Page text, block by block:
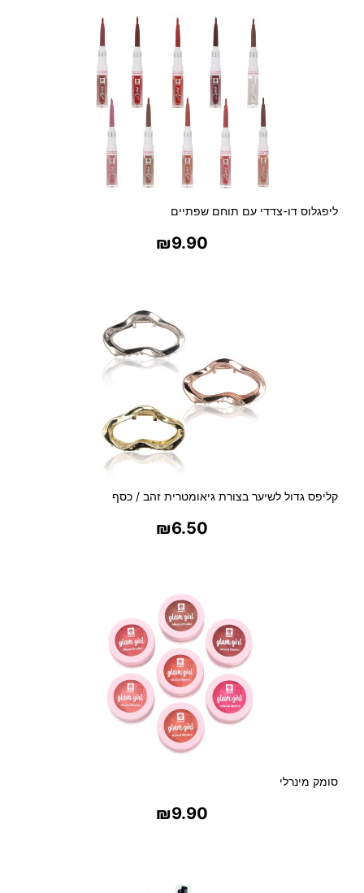
ד
י
ת
ק
ט
ליפגלוס דו-צדדי עם תוחם שפתיים
₪9.90
קליפס גדול לשיער בצורת גיאומטרית זהב / כסף
₪6.50
סומק מינרלי
₪9.90